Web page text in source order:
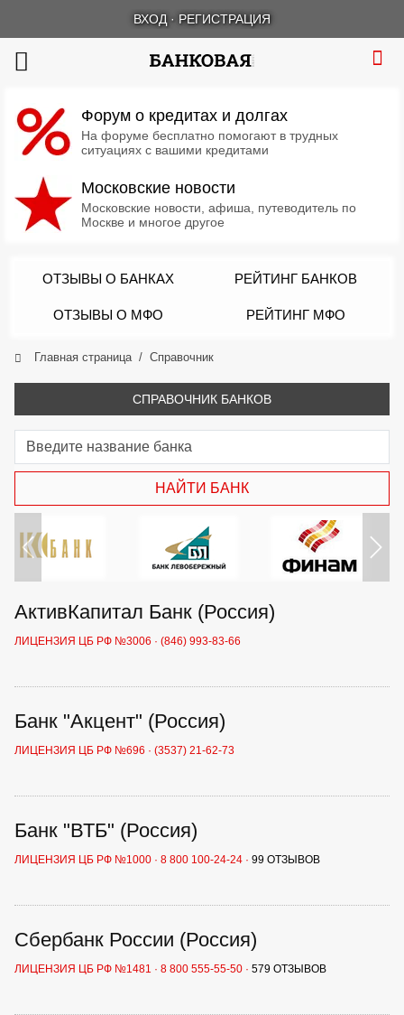
ВХОД · РЕГИСТРАЦИЯ
Форум о кредитах и долгах
На форуме бесплатно помогают в трудных
ситуациях с вашими кредитами
Московские новости
Московские новости, афиша, путеводитель по
Москве и многое другое
ОТЗЫВЫ О БАНКАХ РЕЙТИНГ БАНКОВ
ОТЗЫВЫ О МФО РЕЙТИНГ МФО
Главная страница Справочник
СПРАВОЧНИК БАНКОВ
Назад
АктивКапитал Банк (Россия)
ЛИЦЕНЗИЯ ЦБ РФ №3006 · (846) 993-83-66
Банк "Акцент" (Россия)
ЛИЦЕНЗИЯ ЦБ РФ №696 · (3537) 21-62-73
Банк "ВТБ" (Россия)
ЛИЦЕНЗИЯ ЦБ РФ №1000 · 8 800 100-24-24 · 99 ОТЗЫВОВ
Сбербанк России (Россия)
ЛИЦЕНЗИЯ ЦБ РФ №1481 · 8 800 555-55-50 · 579 ОТЗЫВОВ